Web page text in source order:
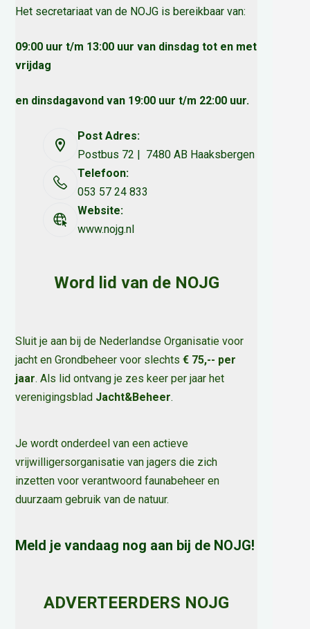
Het secretariaat van de NOJG is bereikbaar van:
09:00 uur t/m 13:00 uur van dinsdag tot en met
vrijdag
en dinsdagavond van 19:00 uur t/m 22:00 uur.
Post Adres:
Postbus 72 | 7480 AB Haaksbergen
Telefoon:
053 57 24 833
Website:
www.nojg.nl
Word lid van de NOJG
Sluit je aan bij de Nederlandse Organisatie voor
jacht en Grondbeheer voor slechts€ 75,-- per
jaar. Als lid ontvang je zes keer per jaar het
verenigingsblad Jacht&Beheer.
Je wordt onderdeel van een actieve
vrijwilligersorganisatie van jagers die zich
inzetten voor verantwoord faunabeheer en
duurzaam gebruik van de natuur.
Meld je vandaag nog aan bij de NOJG!
ADVERTEERDERS NOJG